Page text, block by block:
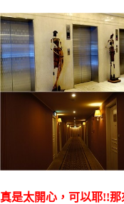
真是太開心，可以耶!!